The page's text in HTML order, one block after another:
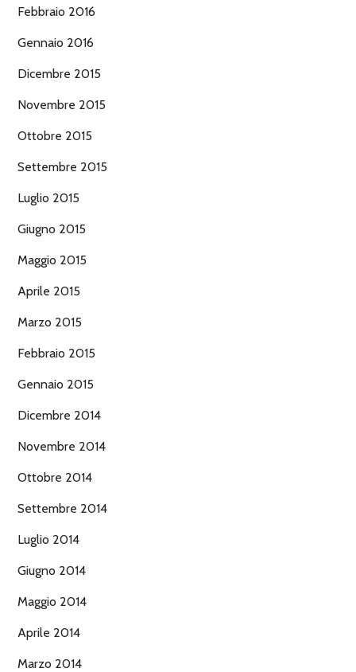
Febbraio 2016
Gennaio 2016
Dicembre 2015
Novembre 2015
Ottobre 2015
Settembre 2015
Luglio 2015
Giugno 2015
Maggio 2015
Aprile 2015
Marzo 2015
Febbraio 2015
Gennaio 2015
Dicembre 2014
Novembre 2014
Ottobre 2014
Settembre 2014
Luglio 2014
Giugno 2014
Maggio 2014
Aprile 2014
Marzo 2014